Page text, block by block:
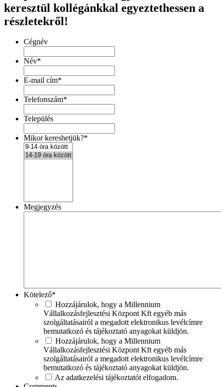
keresztül kollégánkkal egyeztethessen a
részletekről!
Cégnév
Név*
E-mail cím*
Telefonszám*
Település
Mikor kereshetjük?*
Megjegyzés
Kötelező*
Hozzájárulok, hogy a Millennium
Vállalkozásfejlesztési Központ Kft egyéb más
szolgáltatásairól a megadott elektronikus levélcímre
bemutatkozó és tájékoztató anyagokat küldjön.
Hozzájárulok, hogy a Millennium
Vállalkozásfejlesztési Központ Kft egyéb más
szolgáltatásairól a megadott elektronikus levélcímre
bemutatkozó és tájékoztató anyagokat küldjön.
Az adatkezelési tájékoztatót elfogadom.